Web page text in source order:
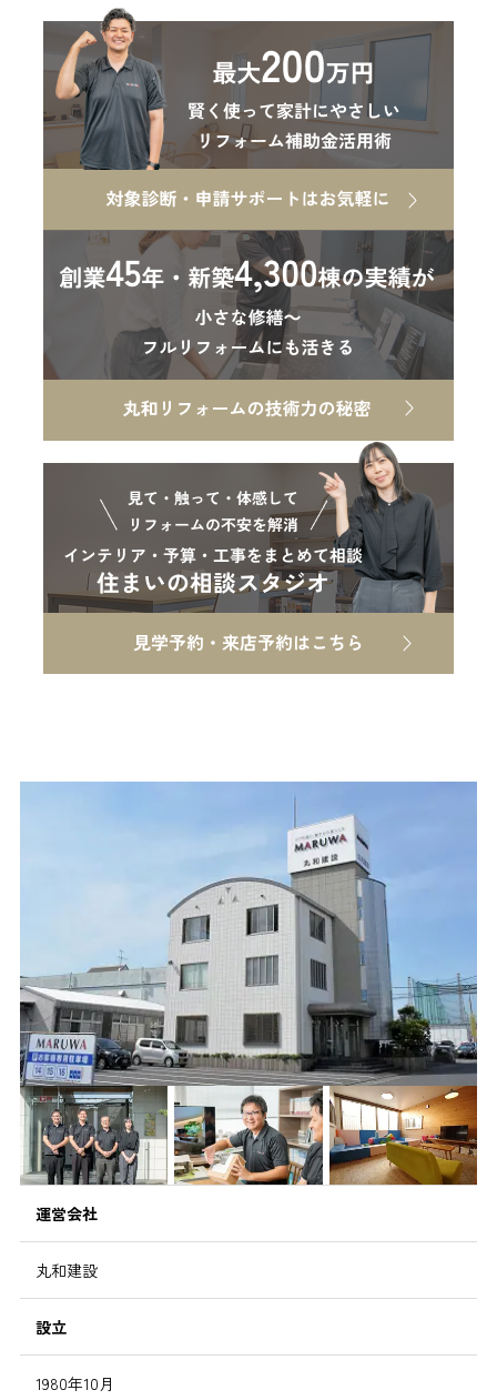
運営会社
丸和建設
設立
1980年10月